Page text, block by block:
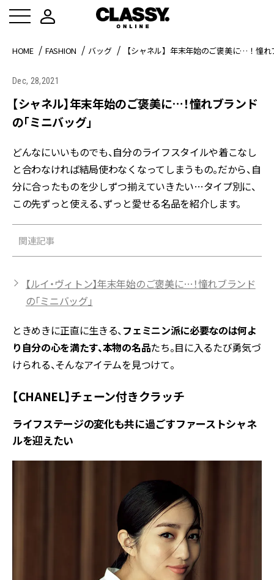
HOME FASHION バッグ 【シャネル】年末年始のご褒美に…！憧
Dec, 28,2021
【シャネル】年末年始のご褒美に…！憧れブランド
の「ミニバッグ」
どんなにいいものでも、自分のライフスタイルや着こなし
と合わなければ結局使わなくなってしまうもの。だから、自
分に合ったものを少しずつ揃えていきたい…タイプ別に、
この先ずっと使える、ずっと愛せる名品を紹介します。
関連記事
【ルイ・ヴィトン】年末年始のご褒美に…！憧れブランド
の「ミニバッグ」
ときめきに正直に生きる、フェミニン派に必要なのは何よ
り自分の心を満たす、本物の名品たち。目に入るたび勇気づ
けられる、そんなアイテムを見つけて。
【CHANEL】チェーン付きクラッチ
ライフステージの変化も共に過ごすファーストシャネ
ルを迎えたい